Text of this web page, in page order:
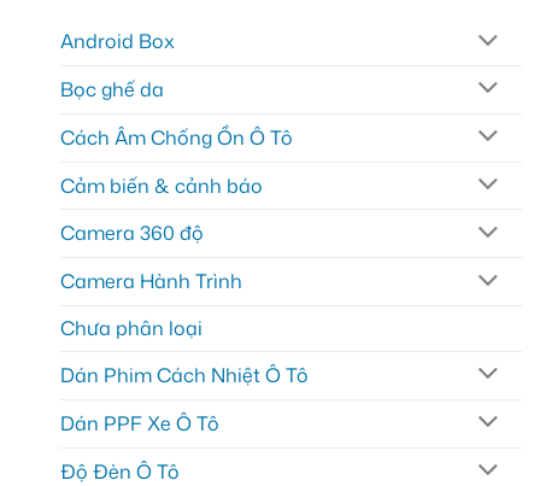
Android Box
Bọc ghế da
Cách Âm Chống Ồn Ô Tô
Cảm biến & cảnh báo
Camera 360 độ
Camera Hành Trình
Chưa phân loại
Dán Phim Cách Nhiệt Ô Tô
Dán PPF Xe Ô Tô
Độ Đèn Ô Tô